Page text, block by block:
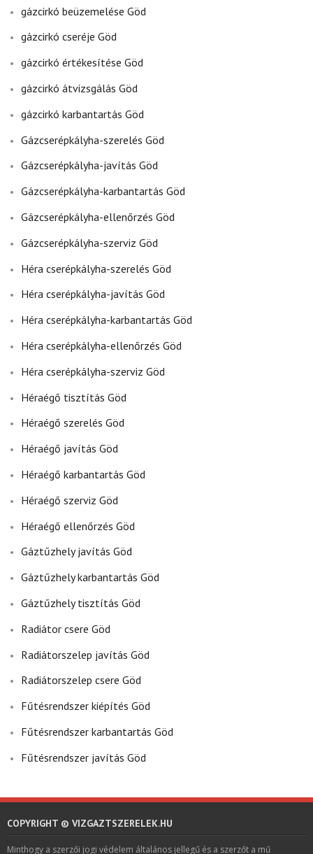
gázcirkó beüzemelése Göd
gázcirkó cseréje Göd
gázcirkó értékesítése Göd
gázcirkó átvizsgálás Göd
gázcirkó karbantartás Göd
Gázcserépkályha-szerelés Göd
Gázcserépkályha-javítás Göd
Gázcserépkályha-karbantartás Göd
Gázcserépkályha-ellenőrzés Göd
Gázcserépkályha-szerviz Göd
Héra cserépkályha-szerelés Göd
Héra cserépkályha-javítás Göd
Héra cserépkályha-karbantartás Göd
Héra cserépkályha-ellenőrzés Göd
Héra cserépkályha-szerviz Göd
Héraégő tisztítás Göd
Héraégő szerelés Göd
Héraégő javítás Göd
Héraégő karbantartás Göd
Héraégő szerviz Göd
Héraégő ellenőrzés Göd
Gáztűzhely javítás Göd
Gáztűzhely karbantartás Göd
Gáztűzhely tisztítás Göd
Radiátor csere Göd
Radiátorszelep javítás Göd
Radiátorszelep csere Göd
Fűtésrendszer kiépítés Göd
Fűtésrendszer karbantartás Göd
Fűtésrendszer javítás Göd
COPYRIGHT © VIZGAZTSZERELEK.HU
Minthogy a szerzői jogi védelem általános jellegű és a szerzőt a mű